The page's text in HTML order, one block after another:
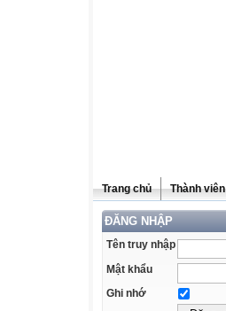
Trang chủ Thành viên
ĐĂNG NHẬP
Tên truy nhập
Mật khẩu
Ghi nhớ